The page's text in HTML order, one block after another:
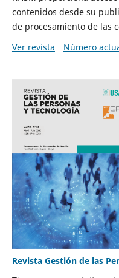
contenidos desde su
de procesamiento de las
Ver revista
Número
Revista Gestión de las